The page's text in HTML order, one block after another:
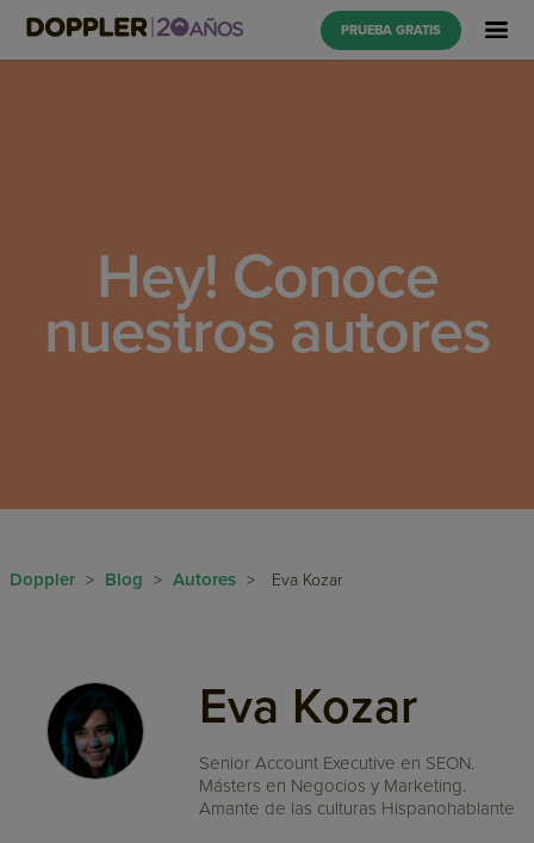
PRUEBA GRATIS
Hey! Conoce
nuestros autores
Doppler > Blog > Autores > Eva Kozar
Eva Kozar
Senior Account Executive en SEON.
Másters en Negocios y Marketing.
Amante de las culturas Hispanohablante